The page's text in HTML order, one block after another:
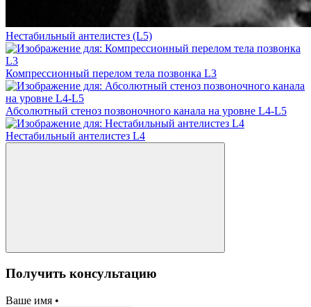
Нестабильный антелистез (L5)
Компрессионный перелом тела позвонка L3
Абсолютный стеноз позвоночного канала на уровне L4-L5
Нестабильный антелистез L4
Получить консультацию
Ваше имя •